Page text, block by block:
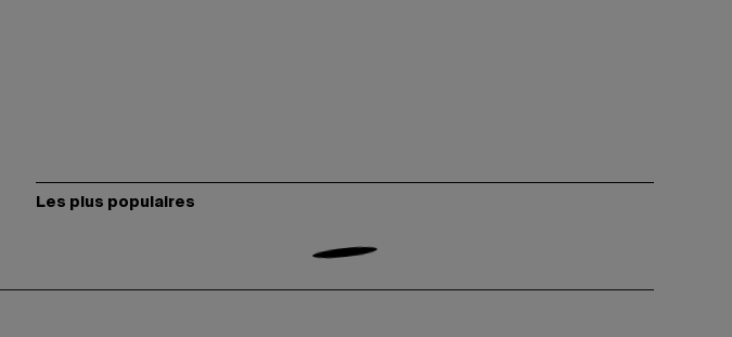
Les plus populaires